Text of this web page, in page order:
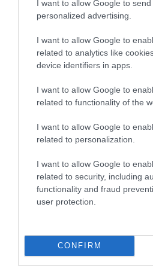
I want to allow Google to send
personalized advertising.
I want to allow Google to
related to analytics like
device identifiers in apps.
I want to allow Google to
related to functionality of the
I want to allow Google to
related to personalization.
I want to allow Google to
related to security, including
functionality and fraud
user protection.
CONFIRM
ΕΠΙΧΕΙΡΗΣΕΙΣ